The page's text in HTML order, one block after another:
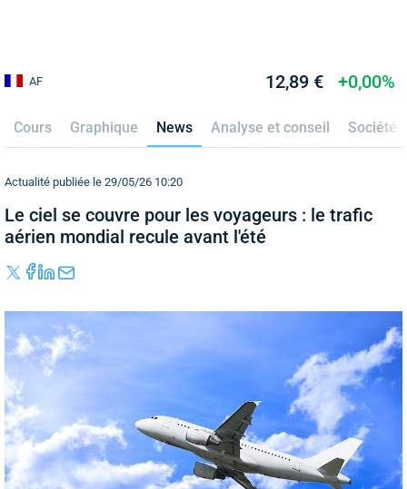
AF 12,89 € +0,00%
Cours Graphique News Analyse et conseil Société
Actualité publiée le 29/05/26 10:20
Le ciel se couvre pour les voyageurs : le trafic
aérien mondial recule avant l'été